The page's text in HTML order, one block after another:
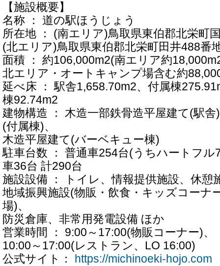
【施設概要】
名称 ： 道の駅ほうじょう
所在地 ： (南エリア)鳥取県東伯郡北栄町
(北エリア)鳥取県東伯郡北栄町田井488番
面積 ： 約106,000m2(南エリア約
北エリア・オートキャンプ場含む約
延べ床 ： 駅舎1,658.70m2、付属棟
棟92.74m2
建物構造 ： 木造一部鉄骨造平屋建て(駅
(付属棟)、
木造平屋建て(バーベキュー棟)
駐車台数 ： 普通車254台(うちハートフル
車36台 計290台
施設設備 ： トイレ、情報提供施設、休憩
地域振興施設(物販・飲食・キッズコーナ
場)、
防災倉庫、非常用発電設備 ほか
営業時間 ： 9:00～17:00(物販コーナー)、
10:00～17:00(レストラン、LO 16:00)
公式サイト：
https://michinoeki-hojo.com